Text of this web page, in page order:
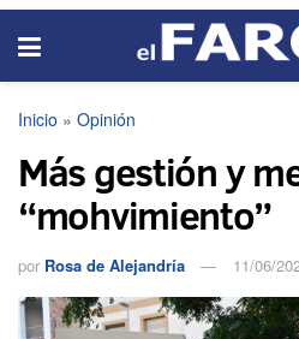
Inicio » Opinión
Más gestión y
“mohvimiento”
por Rosa de Alejandría 11/06/